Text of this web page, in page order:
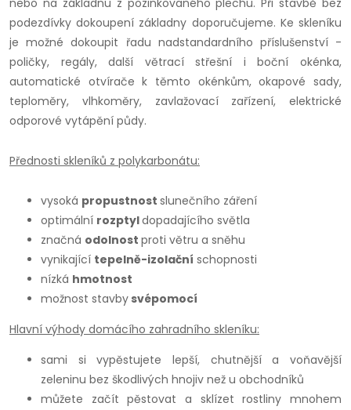
nebo na základnu z pozinkovaného plechu. Při stavbě bez
podezdívky dokoupení základny doporučujeme. Ke skleníku
je možné dokoupit řadu nadstandardního příslušenství -
poličky, regály, další větrací střešní i boční okénka,
automatické otvírače k těmto okénkům, okapové sady,
teploměry, vlhkoměry, zavlažovací zařízení, elektrické
odporové vytápění půdy.
Přednosti skleníků z polykarbonátu:
vysoká propustnost slunečního záření
optimální rozptyldopadajícího světla
značná odolnost proti větru a sněhu
vynikající tepelně-izolační schopnosti
nízká hmotnost
možnost stavby svépomocí
Hlavní výhody domácího zahradního skleníku:
sami si vypěstujete lepší, chutnější a voňavější
zeleninu bez škodlivých hnojiv než u obchodníků
můžete začít pěstovat a sklízet rostliny mnohem